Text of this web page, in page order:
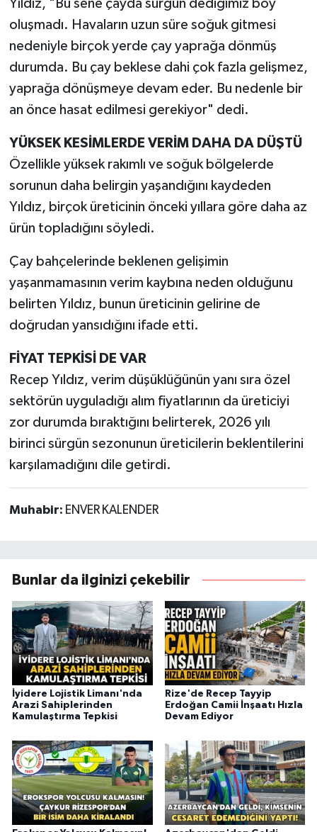
Yıldız, "Bu sene çayda sürgün dediğimiz boy
oluşmadı. Havaların uzun süre soğuk gitmesi
nedeniyle birçok yerde çay yaprağa dönmüş
durumda. Bu çay beklese dahi çok fazla gelişmez,
yaprağa dönüşmeye devam eder. Bu nedenle bir
an önce hasat edilmesi gerekiyor" dedi.
YÜKSEK KESİMLERDE VERİM DAHA DA DÜŞTÜ
Özellikle yüksek rakımlı ve soğuk bölgelerde
sorunun daha belirgin yaşandığını kaydeden
Yıldız, birçok üreticinin önceki yıllara göre daha az
ürün topladığını söyledi.
Çay bahçelerinde beklenen gelişimin
yaşanmamasının verim kaybına neden olduğunu
belirten Yıldız, bunun üreticinin gelirine de
doğrudan yansıdığını ifade etti.
FİYAT TEPKİSİ DE VAR
Recep Yıldız, verim düşüklüğünün yanı sıra özel
sektörün uyguladığı alım fiyatlarının da üreticiyi
zor durumda bıraktığını belirterek, 2026 yılı
birinci sürgün sezonunun üreticilerin beklentilerini
karşılamadığını dile getirdi.
Muhabir: ENVER KALENDER
Bunlar da ilginizi çekebilir
İyidere Lojistik Limanı'nda
Arazi Sahiplerinden
Kamulaştırma Tepkisi
Rize'de Recep Tayyip
Erdoğan Camii İnşaatı Hızla
Devam Ediyor